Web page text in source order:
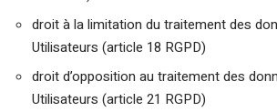
droit à la limitation du traitement des
Utilisateurs (article 18 RGPD)
droit d’opposition au traitement des
Utilisateurs (article 21 RGPD)